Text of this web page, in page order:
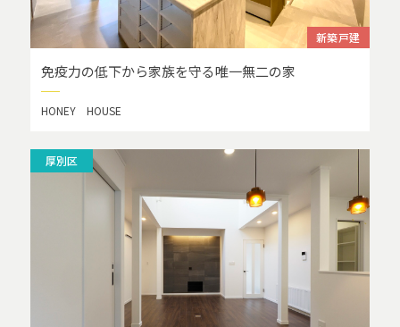
新築戸建
免疫力の低下から家族を守る唯一無二の家
HONEY HOUSE
厚別区